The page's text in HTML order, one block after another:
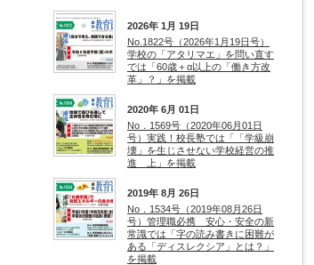
2026年 1月 19日
No.1822号（2026年1月19日号）
学校の「アタリマエ」を問い直す
では「60歳＋α以上の「働き方改
革」？」を掲載
2020年 6月 01日
No．1569号（2020年06月01日
号）実践！校長塾では「「学級崩
壊」を生じさせない学校経営の推
進 上」を掲載
2019年 8月 26日
No．1534号（2019年08月26日
号）管理職必携 安心・安全の新
常識では「字の読み書きに困難が
ある「ディスレクシア」とは？」
を掲載